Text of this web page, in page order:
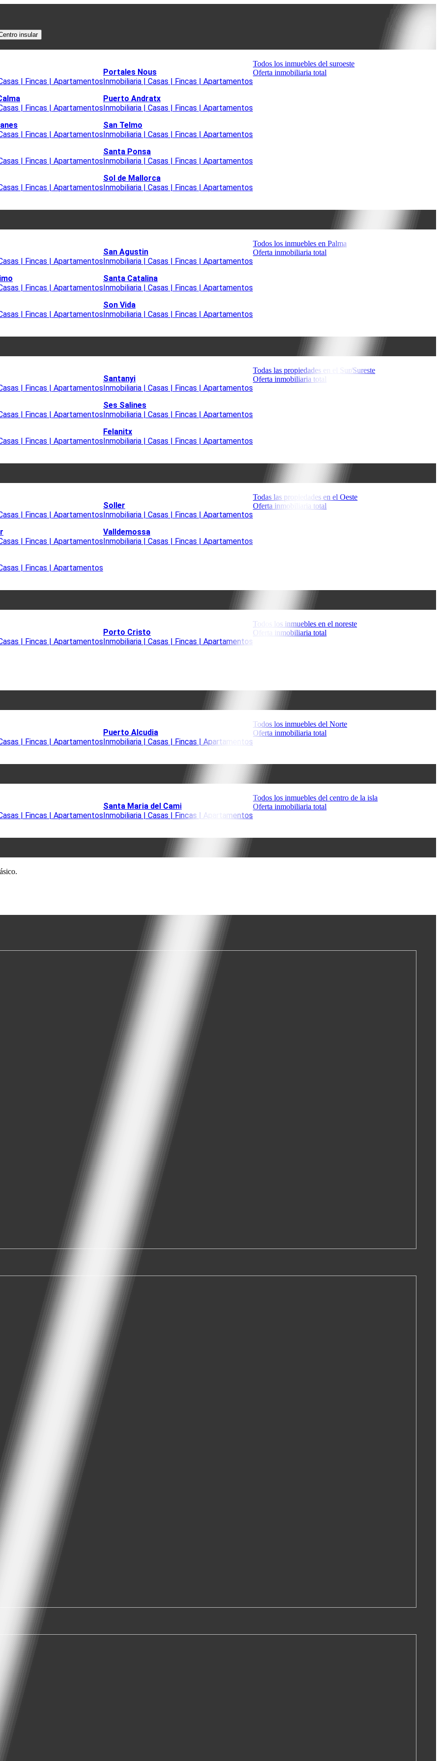
insular
| Fincas | Apartamentos
| Fincas | Apartamentos
| Fincas | Apartamentos
| Fincas | Apartamentos
| Fincas | Apartamentos
Portales Nous
Inmobiliaria | Casas | Fincas | Apartamentos
Puerto Andratx
Inmobiliaria | Casas | Fincas | Apartamentos
San Telmo
Inmobiliaria | Casas | Fincas | Apartamentos
Santa Ponsa
Inmobiliaria | Casas | Fincas | Apartamentos
Sol de Mallorca
Inmobiliaria | Casas | Fincas | Apartamentos
Todos los inmuebles del suroeste
Oferta inmobiliaria total
| Fincas | Apartamentos
| Fincas | Apartamentos
| Fincas | Apartamentos
San Agustin
Inmobiliaria | Casas | Fincas | Apartamentos
Santa Catalina
Inmobiliaria | Casas | Fincas | Apartamentos
Son Vida
Inmobiliaria | Casas | Fincas | Apartamentos
Todos los inmuebles en Palma
Oferta inmobiliaria total
| Fincas | Apartamentos
| Fincas | Apartamentos
| Fincas | Apartamentos
Santanyi
Inmobiliaria | Casas | Fincas | Apartamentos
Ses Salines
Inmobiliaria | Casas | Fincas | Apartamentos
Felanitx
Inmobiliaria | Casas | Fincas | Apartamentos
Todas las propiedades en el Sur/Sureste
Oferta inmobiliaria total
| Fincas | Apartamentos
| Fincas | Apartamentos
| Fincas | Apartamentos
Soller
Inmobiliaria | Casas | Fincas | Apartamentos
Valldemossa
Inmobiliaria | Casas | Fincas | Apartamentos
Todas las propiedades en el Oeste
Oferta inmobiliaria total
| Fincas | Apartamentos
Porto Cristo
Inmobiliaria | Casas | Fincas | Apartamentos
Todos los inmuebles en el noreste
Oferta inmobiliaria total
| Fincas | Apartamentos
Puerto Alcudia
Inmobiliaria | Casas | Fincas | Apartamentos
Todos los inmuebles del Norte
Oferta inmobiliaria total
| Fincas | Apartamentos
Santa Maria del Cami
Inmobiliaria | Casas | Fincas | Apartamentos
Todos los inmuebles del centro de la isla
Oferta inmobiliaria total